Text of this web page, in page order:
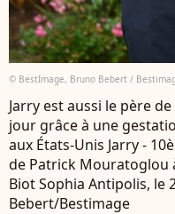
© BestImage, Bruno Bebert /
Jarry est aussi le père
jour grâce à une
aux États-Unis Jarry -
de Patrick Mouratoglou
Biot Sophia Antipolis, le
Bebert/Bestimage